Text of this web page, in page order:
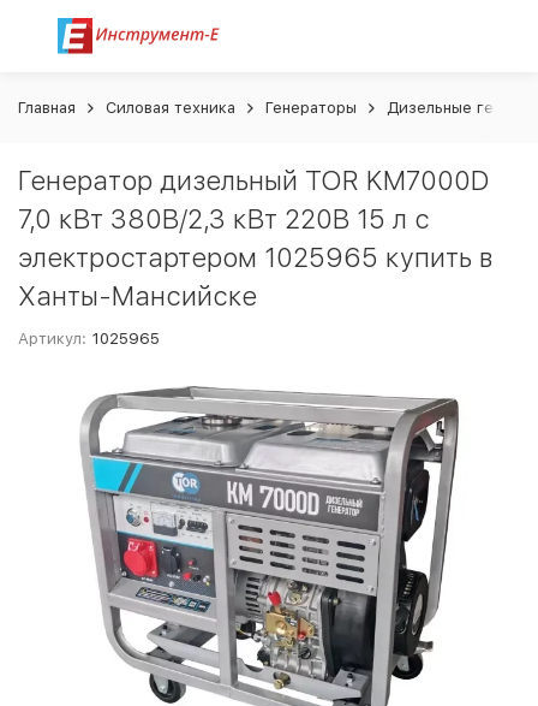
Главная Силовая техника Генераторы Дизельные
Генератор дизельный TOR KM7000D
7,0 кВт 380В/2,3 кВт 220В 15 л с
электростартером 1025965 купить в
Ханты-Мансийске
Артикул: 1025965